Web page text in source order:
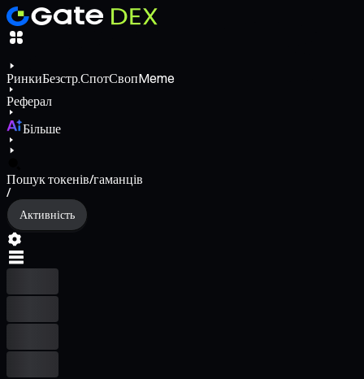
РинкиБезстр.СпотСвопMeme
Реферал
Більше
Пошук токенів/гаманців
/
Активність